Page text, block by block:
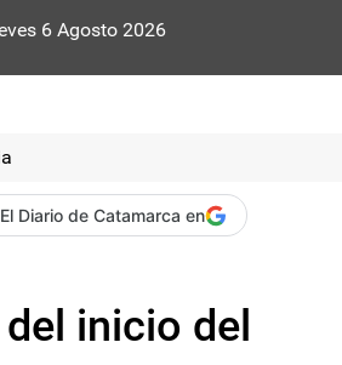
6 Agosto 2026
Diario de Catamarca en
inicio del